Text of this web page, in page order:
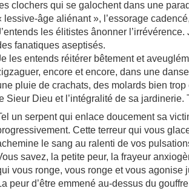
clochers qui se galochent dans une
lessive-âge aliénant », l’essorage
les élitistes ânonner
fanatiques aseptisés.
les entends réitérer bêtement et
encore et encore, dans une
pluie de crachats, des molards bien
Sieur Dieu et l’intégralité de sa jardinerie.
un serpent qui enlace doucement sa
Cette terreur qui vous
le sang au ralenti de vos
savez, la petite peur, la frayeur
vous ronge, vous ronge et vous agonise
peur d’être emmené au-dessus du